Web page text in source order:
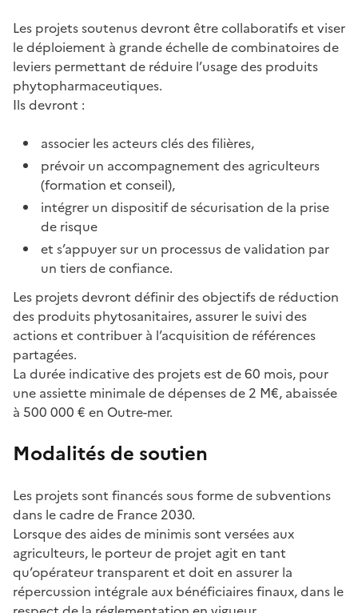
Les projets soutenus devront être collaboratifs et viser
le déploiement à grande échelle de combinatoires de
leviers permettant de réduire l’usage des produits
phytopharmaceutiques.
Ils devront :
associer les acteurs clés des filières,
prévoir un accompagnement des agriculteurs
(formation et conseil),
intégrer un dispositif de sécurisation de la prise
de risque
et s’appuyer sur un processus de validation par
un tiers de confiance.
Les projets devront définir des objectifs de réduction
des produits phytosanitaires, assurer le suivi des
actions et contribuer à l’acquisition de références
partagées.
La durée indicative des projets est de 60 mois, pour
une assiette minimale de dépenses de 2 M€, abaissée
à 500 000 € en Outre-mer.
Modalités de soutien
Les projets sont financés sous forme de subventions
dans le cadre de France 2030.
Lorsque des aides de minimis sont versées aux
agriculteurs, le porteur de projet agit en tant
qu’opérateur transparent et doit en assurer la
répercussion intégrale aux bénéficiaires finaux, dans le